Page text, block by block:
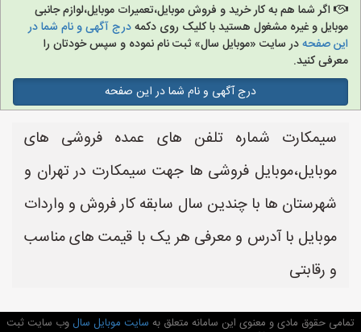
اگر شما هم به کار خرید و فروش موبایل،تعمیرات موبایل،لوازم جانبی
موبایل و غیره مشغول هستید با کلیک روی دکمهدرج آگهی و نام شما در
این صفحهدر سایت «موبایل سال» ثبت نام نموده و سپس خودتان را
معرفی کنید.
درج آگهی و نام شما در این صفحه
سیمکارت شماره تلفن های عمده فروشی های
موبایل،موبایل فروشی ها جهت سیمکارت در تهران و
شهرستان ها با چندین سال سابقه کار فروش و واردات
موبایل با آدرس و معرفی هر یک با قیمت های مناسب
و رقابتی
تمامی حقوق مادی و معنوی این سامانه متعلق به سایت موبایل سال وب سایت ثبت